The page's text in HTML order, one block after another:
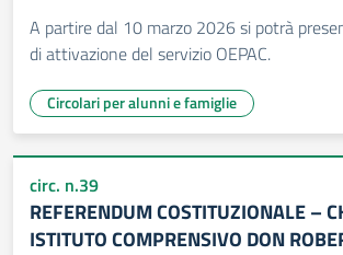
A partire dal 10 marzo 2026 si potrà
di attivazione del servizio OEPAC.
Circolari per alunni e famiglie
circ. n.39
REFERENDUM COSTITUZIONALE –
ISTITUTO COMPRENSIVO DON